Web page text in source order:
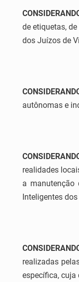
de etiquetas,
dos Juízos de
autônomas e
realidades
a manutenção
Inteligentes
realizadas
específica, cuja